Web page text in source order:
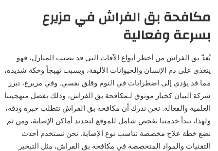
مكافحة بق الفراش في مزيرع
بسرعة وفعالية
يُعدّ بق الفراش من أخطر أنواع الآفات التي قد تصيب المنازل، فهو
يتغذى على دم الإنسان والحيوانات الأليفة، ويسبب تهيجاً وحكة شديدة،
مما قد يؤدي إلى اضطرابات في النوم وقلق نفسي. وفي مزيرع، تبرز
شركة البيان كخيار موثوق لـمكافحة بق الفراش، وذلك بفضل منهجيتنا
العلمية والفعالة. نحن ندرك أن مكافحة بق الفراش تتطلب خبرة ودقة،
ولهذا، تبدأ خدمتنا بفحص شامل للموقع لتحديد أماكن الإصابة، ومن ثم
نضع خطة علاج مخصصة تناسب نوع الإصابة. نحن نستخدم أحدث
التقنيات والمواد المتخصصة في مكافحة بق الفراش، مثل التبخير